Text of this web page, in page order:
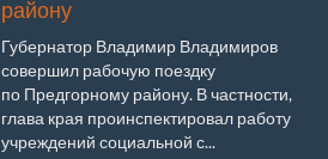
району
Губернатор Владимир Владимиров
совершил рабочую поездку
по Предгорному району. В частности,
глава края проинспектировал работу
учреждений социальной с...